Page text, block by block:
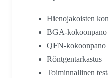
Hienojakoisten
BGA-kokoonpano
QFN-kokoonpano
Röntgentarkastus
Toiminnallinen